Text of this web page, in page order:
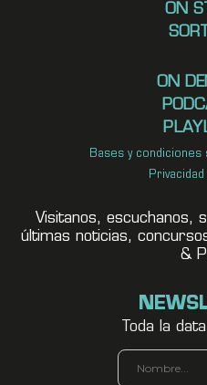
ON
ON
Bases y
Visitanos, escuchanos,
últimas noticias,
&
Toda la